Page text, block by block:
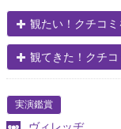
観たい！クチコミ
観てきた！クチコ
実演鑑賞